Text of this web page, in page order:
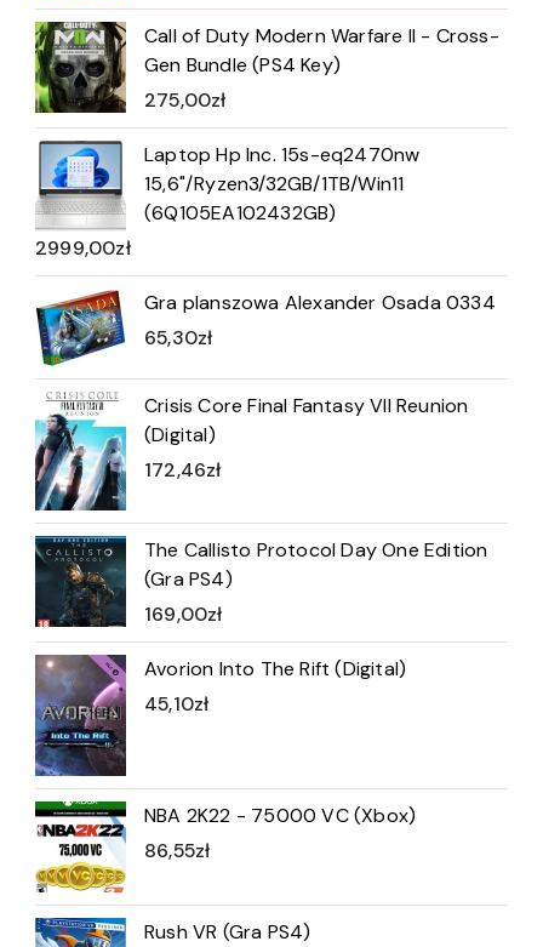
Call of Duty Modern Warfare II - Cross-
Gen Bundle (PS4 Key)
275,00zł
Laptop Hp Inc. 15s-eq2470nw
15,6"/Ryzen3/32GB/1TB/Win11
(6Q105EA102432GB)
2999,00zł
Gra planszowa Alexander Osada 0334
65,30zł
Crisis Core Final Fantasy VII Reunion
(Digital)
172,46zł
The Callisto Protocol Day One Edition
(Gra PS4)
169,00zł
Avorion Into The Rift (Digital)
45,10zł
NBA 2K22 - 75000 VC (Xbox)
86,55zł
Rush VR (Gra PS4)